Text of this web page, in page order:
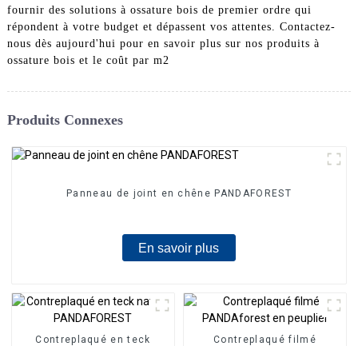
fournir des solutions à ossature bois de premier ordre qui
répondent à votre budget et dépassent vos attentes. Contactez-
nous dès aujourd'hui pour en savoir plus sur nos produits à
ossature bois et le coût par m2
Produits Connexes
Panneau de joint en chêne PANDAFOREST
En savoir plus
Contreplaqué en teck
Contreplaqué filmé